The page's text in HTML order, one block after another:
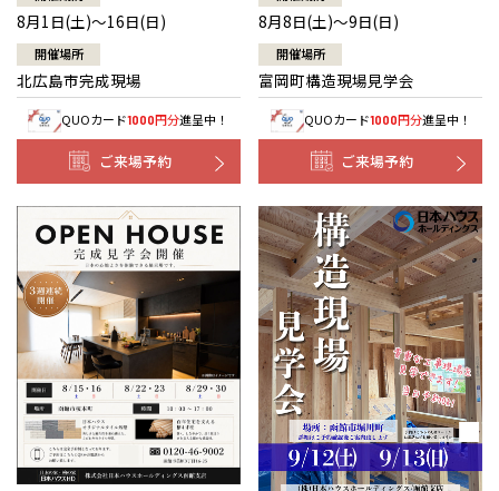
企業理念
会社概要
事業部紹介
IR情報
木材調達指針
グループ会社紹介
CMギャラリー
採用情報
8月1日(土)～16日(日)
開催場所
北広島市完成現場
QUOカード1000円分進呈中！
ご来場予約
8月8日(土)～9日(日)
開催場所
富岡町構造現場見学会
QUOカード1000円分進呈中！
ご来場予約